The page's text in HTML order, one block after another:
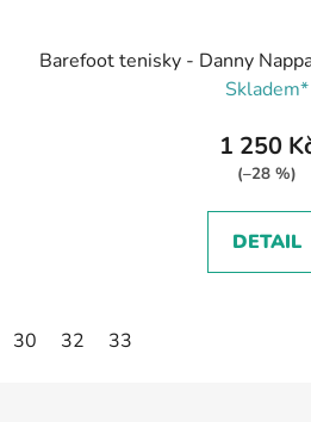
Barefoot tenisky - Danny
Skladem*
1 250
(–28 %)
DETAIL
30 32 33